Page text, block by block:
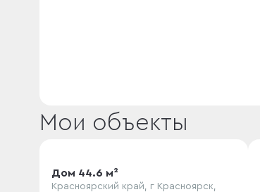
Мои объекты
Дом 44.6 м²
Красноярский край, г Красноярск,